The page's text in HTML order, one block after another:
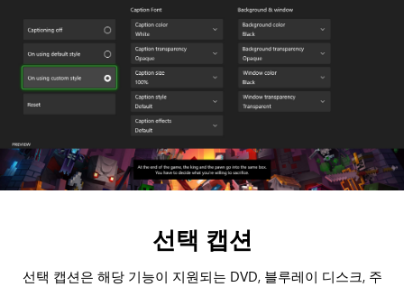
선택 캡션
선택 캡션은 해당 기능이 지원되는 DVD, 블루레이 디스크, 주